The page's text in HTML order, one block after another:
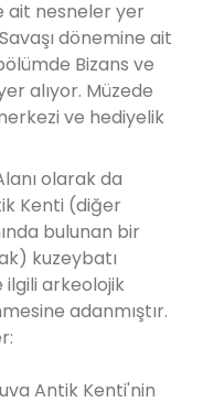
ait nesneler yer
dönemine ait
Bizans ve
alıyor. Müzede
ve hediyelik
olarak da
Kenti (diğer
bulunan bir
kuzeybatı
ilgili arkeolojik
adanmıştır.
Antik Kenti'nin